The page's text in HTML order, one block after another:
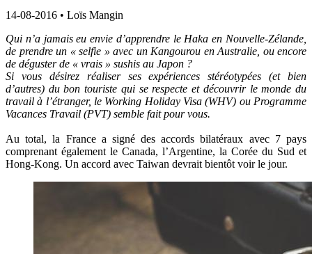
14-08-2016 • Loïs Mangin
Qui n’a jamais eu envie d’apprendre le Haka en Nouvelle-Zélande,
de prendre un « selfie » avec un Kangourou en Australie, ou encore
de déguster de « vrais » sushis au Japon ?
Si vous désirez réaliser ses expériences stéréotypées (et bien
d’autres) du bon touriste qui se respecte et découvrir le monde du
travail à l’étranger, le Working Holiday Visa (WHV) ou Programme
Vacances Travail (PVT) semble fait pour vous.
Au total, la France a signé des accords bilatéraux avec 7 pays
comprenant également le Canada, l’Argentine, la Corée du Sud et
Hong-Kong. Un accord avec Taiwan devrait bientôt voir le jour.